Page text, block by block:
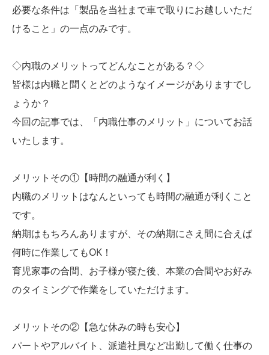
必要な条件は「製品を当社まで車で取りにお越しいただ
けること」の一点のみです。
◇内職のメリットってどんなことがある？◇
皆様は内職と聞くとどのようなイメージがありますでし
ょうか？
今回の記事では、「内職仕事のメリット」についてお話
いたします。
メリットその①【時間の融通が利く】
内職のメリットはなんといっても時間の融通が利くこと
です。
納期はもちろんありますが、その納期にさえ間に合えば
何時に作業してもOK！
育児家事の合間、お子様が寝た後、本業の合間やお好み
のタイミングで作業をしていただけます。
メリットその②【急な休みの時も安心】
パートやアルバイト、派遣社員など出勤して働く仕事の